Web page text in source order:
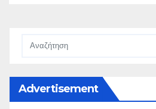
Advertisement